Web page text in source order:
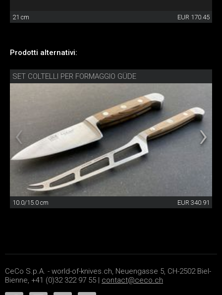
21 cm EUR 170.45
Prodotti alternativi:
SET COLTELLI PER FORMAGGIO GÜDE
10.0/15.0 cm EUR 340.91
CeCo S.p.A. - world-of-knives.ch, Neuengasse 5, CH-2502 Biel-
Bienne, +41 (0)32 322 97 55 | contact@ceco.ch